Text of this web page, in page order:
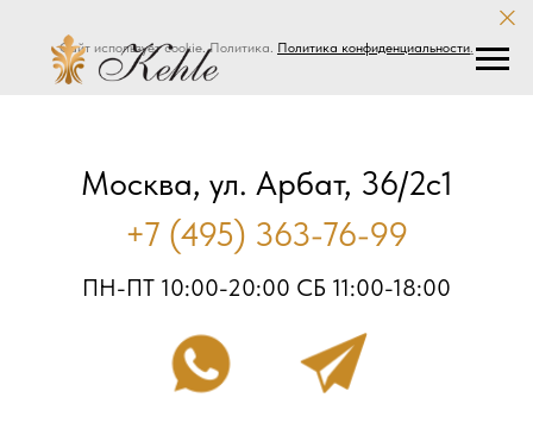
Сайт использует cookie. Политика. Политика конфиденциальности.
+7 (495) 363-76-99
ПН-ПТ 10:00-20:00 СБ 11:00-18:00